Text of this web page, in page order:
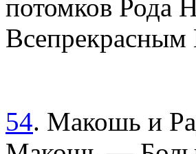
потомков Рода
54. Макошь и